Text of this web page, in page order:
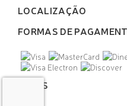
LOCALIZAÇÃO
FORMAS DE
SELOS